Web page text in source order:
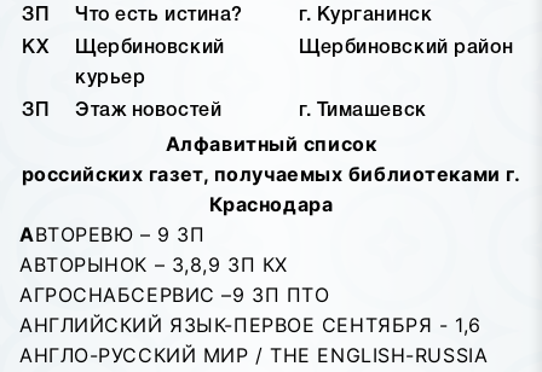
ЗП
Что есть истина?
г. Курганинск
КХ
Щербиновский
курьер
Щербиновский район
ЗП Этаж новостей г. Тимашевск
Алфавитный список
российских газет, получаемых библиотеками г.
Краснодара
АВТОРЕВЮ – 9 ЗП
АВТОРЫНОК – 3,8,9 ЗП КХ
АГРОСНАБСЕРВИС –9 ЗП ПТО
АНГЛИЙСКИЙ ЯЗЫК-ПЕРВОЕ СЕНТЯБРЯ - 1,6
АНГЛО-РУССКИЙ МИР / THE ENGLISH-RUSSIA